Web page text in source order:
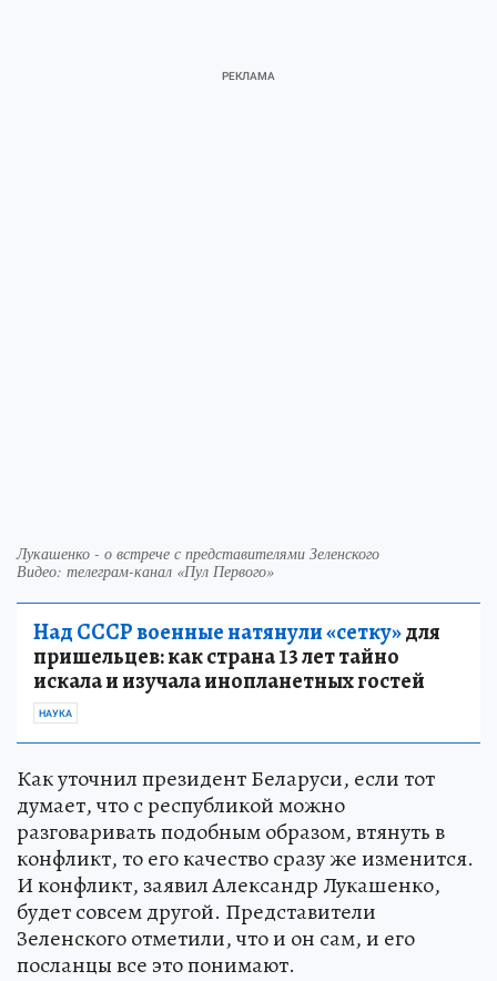
Лукашенко - о встрече с представителями Зеленского
Видео: телеграм-канал «Пул Первого»
Над СССР военные натянули «сетку»для
пришельцев: как страна 13 лет тайно
искала и изучала инопланетных гостей
НАУКА
Как уточнил президент Беларуси, если тот
думает, что с республикой можно
разговаривать подобным образом, втянуть в
конфликт, то его качество сразу же изменится.
И конфликт, заявил Александр Лукашенко,
будет совсем другой. Представители
Зеленского отметили, что и он сам, и его
посланцы все это понимают.